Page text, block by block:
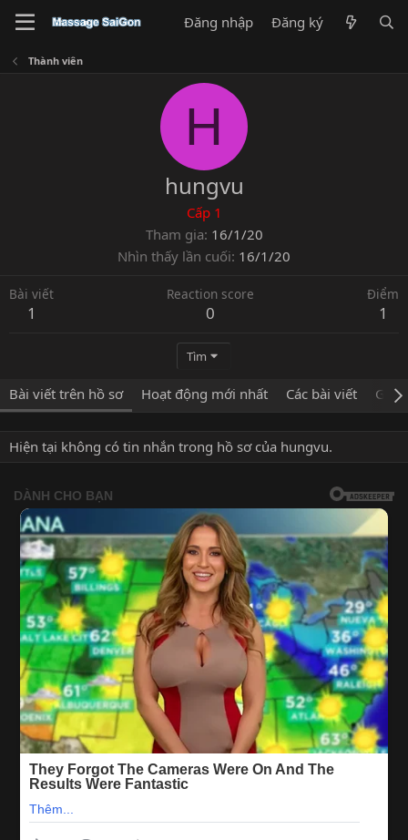
Đăng nhập Đăng ký
Thành viên
H
hungvu
Cấp 1
Tham gia 16/1/20
Nhìn thấy lần cuối 16/1/20
Bài viết
1
Reaction score
0
Điểm
1
Tìm
Bài viết trên hồ sơ Hoạt động mới nhất Các bài viết Giới
Hiện tại không có tin nhắn trong hồ sơ của hungvu.